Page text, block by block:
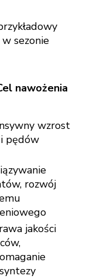
sezonie
nawożenia
wzrost
pędów
rozwój
jakości